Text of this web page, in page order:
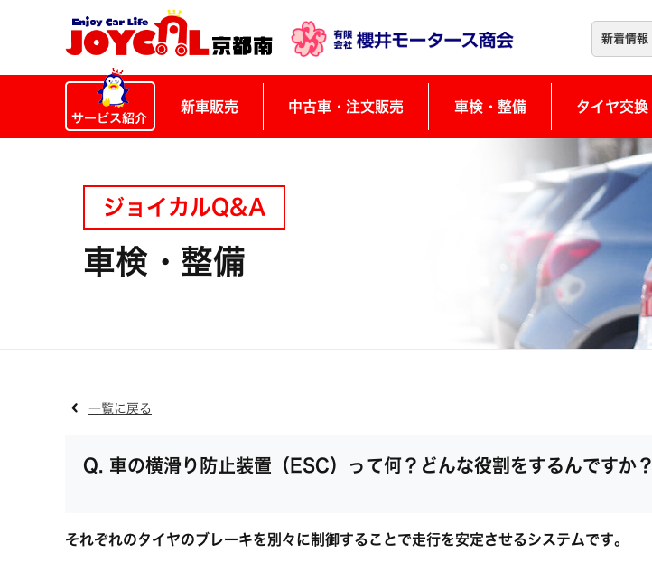
新着情報
新車販売 中古車・注文販売 車検・整備 タイヤ交換
ジョイカルQ&A
車検・整備
一覧に戻る
車の横滑り防止装置（ESC）って何？どんな役割をするんですか？
それぞれのタイヤのブレーキを別々に制御することで走行を安定させるシステムです。